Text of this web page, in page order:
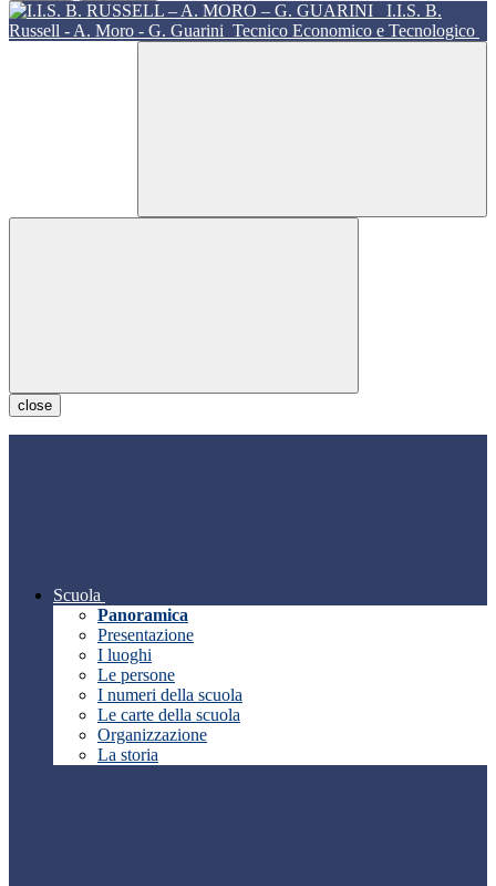
I.I.S. B.
Russell - A. Moro - G. Guarini Tecnico Economico e Tecnologico
close
Scuola
Panoramica
Presentazione
I luoghi
Le persone
I numeri della scuola
Le carte della scuola
Organizzazione
La storia